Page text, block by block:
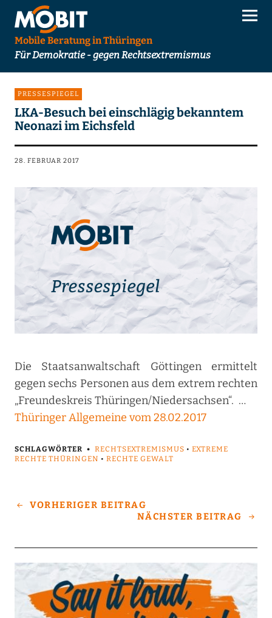
Mobile Beratung in Thüringen
Für Demokratie - gegen Rechtsextremismus
PRESSESPIEGEL
LKA-Besuch bei einschlägig bekanntem
Neonazi im Eichsfeld
28. FEBRUAR 2017
Die Staatsanwaltschaft Göttingen ermittelt
gegen sechs Personen aus dem extrem rechten
„Freundeskreis Thüringen/Niedersachsen“. …
Thüringer Allgemeine vom 28.02.2017
SCHLAGWÖRTER RECHTSEXTREMISMUS • EXTREME
RECHTE THÜRINGEN • RECHTE GEWALT
VORHERIGER BEITRAG
NÄCHSTER BEITRAG